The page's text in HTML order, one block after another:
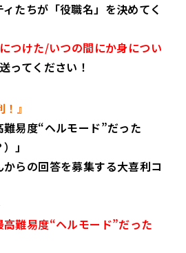
たちが「役職名」を決めてく
つけた/いつの間にか身につい
ってください！
』
易度“ヘルモード”だった
」
らの回答を募集する大喜利コ
高難易度“ヘルモード”だった